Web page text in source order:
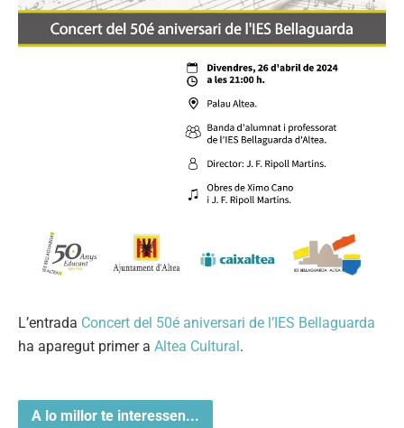
L’entrada Concert del 50é aniversari de l’IES Bellaguarda
ha aparegut primer a Altea Cultural .
A lo millor te interessen...